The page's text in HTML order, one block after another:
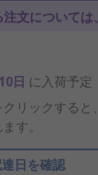
文については
日 に入荷予定
クリックする
す。
日を確認